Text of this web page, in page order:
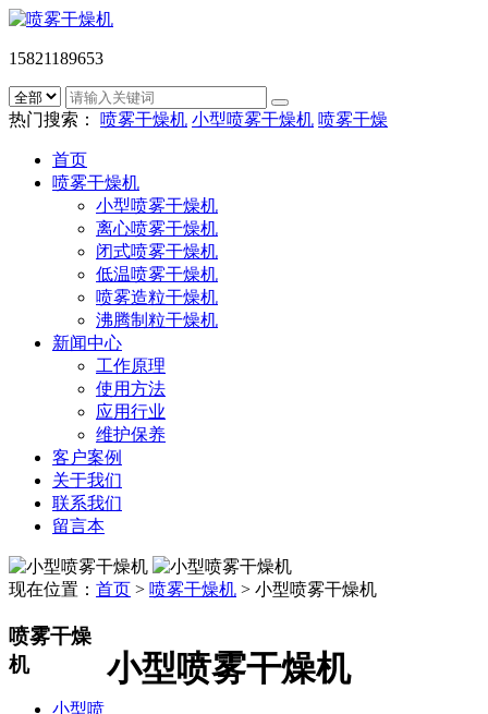
15821189653
热门搜索： 喷雾干燥机 小型喷雾干燥机 喷雾干燥
首页
喷雾干燥机
小型喷雾干燥机
离心喷雾干燥机
闭式喷雾干燥机
低温喷雾干燥机
喷雾造粒干燥机
沸腾制粒干燥机
新闻中心
工作原理
使用方法
应用行业
维护保养
客户案例
关于我们
联系我们
留言本
现在位置： 首页 > 喷雾干燥机 > 小型喷雾干燥机
小型喷雾干燥机
喷雾干燥
机
小型喷